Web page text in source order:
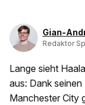
Gian-
Redaktor
Lange sieht
aus: Dank
Manchester City